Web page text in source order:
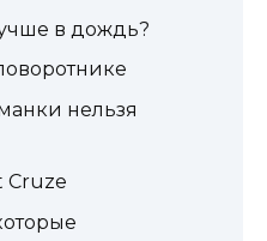
в дождь?
нельзя
Cruze